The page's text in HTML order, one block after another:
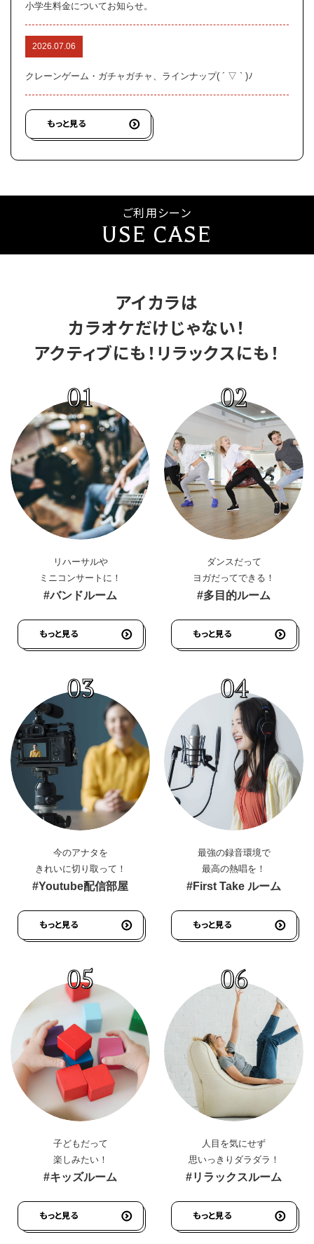
小学生料金についてお知らせ。
2026.07.06
クレーンゲーム・ガチャガチャ、ラインナップ( ´ ▽ ` )ﾉ
もっと見る
ご利用シーン
USE CASE
アイカラは
カラオケだけじゃない！
アクティブにも！リラックスにも！
01
リハーサルや
ミニコンサートに！
#バンドルーム
もっと見る
02
ダンスだって
ヨガだってできる！
#多目的ルーム
もっと見る
03
今のアナタを
きれいに切り取って！
#Youtube配信部屋
もっと見る
04
最強の録音環境で
最高の熱唱を！
#First Take ルーム
もっと見る
05
子どもだって
楽しみたい！
#キッズルーム
もっと見る
06
人目を気にせず
思いっきりダラダラ！
#リラックスルーム
もっと見る